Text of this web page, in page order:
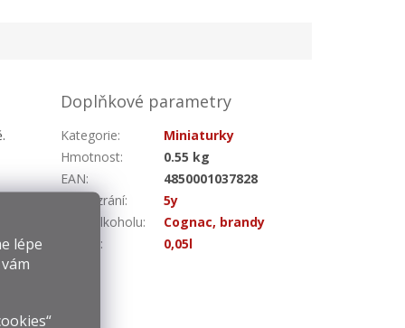
lépe
Doplňkové parametry
Kategorie:
Miniaturky
Hmotnost:
0.55 kg
EAN:
4850001037828
Doba zrání:
5y
Druh alkoholu:
Cognac, brandy
: 0,05l